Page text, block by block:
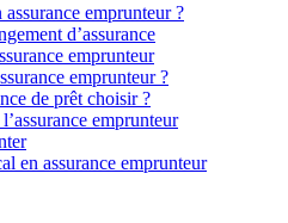
emprunteur ?
d’assurance
emprunteur
emprunteur ?
de prêt choisir ?
emprunteur
en assurance emprunteur